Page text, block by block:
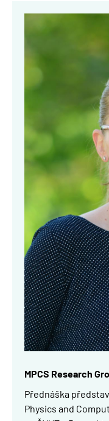
Obrázek
MPCS Research
Přednáška
Physics and